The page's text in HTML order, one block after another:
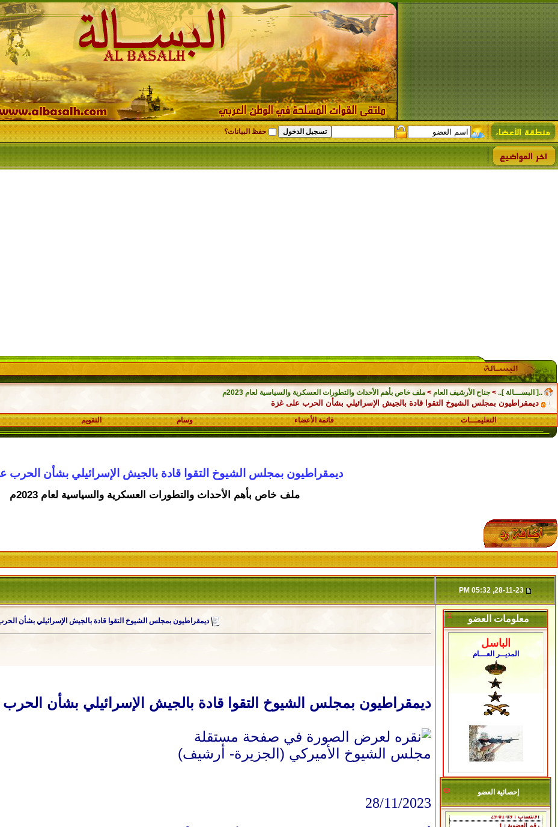
حفظ البيانات؟
..[ البســـالة ].. > جناح الأرشيف العام > ملف خاص بأهم الأحداث والتطورات العسكرية والسياسية لعام 2023م
ديمقراطيون بمجلس الشيوخ التقوا قادة بالجيش الإسرائيلي بشأن الحرب على غزة
التعليمـــات قائمة الأعضاء وسام التقويم
ديمقراطيون بمجلس الشيوخ التقوا قادة بالجيش الإسرائيلي بشأن الحرب
ملف خاص بأهم الأحداث والتطورات العسكرية والسياسية لعام 2023م
معلومات العضو
الباسل
المديــر العـــام
إحصائية العضو
ديمقراطيون بمجلس الشيوخ التقوا قادة بالجيش الإسرائيلي بشأن
ديمقراطيون بمجلس الشيوخ التقوا قادة بالجيش الإسرائيلي بشأن
مجلس الشيوخ الأميركي (الجزيرة- أرشيف)
28/11/2023